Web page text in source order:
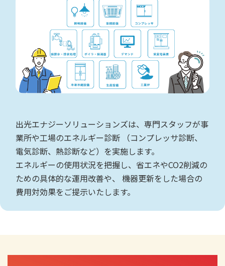
出光エナジーソリューションズは、専門スタッフが事
業所や工場のエネルギー診断 （コンプレッサ診断、
電気診断、熱診断など）を実施します。
エネルギーの使用状況を把握し、省エネやCO2削減の
ための具体的な運用改善や、
機器更新をした場合の
費用対効果をご提示いたします。